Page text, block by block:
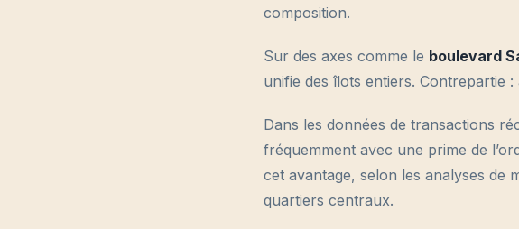
composition.
Sur des axes comme le boulevard
unifie des îlots entiers. Contrepartie
Dans les données de transactions
fréquemment avec une prime de
cet avantage, selon les analyses de
quartiers centraux.